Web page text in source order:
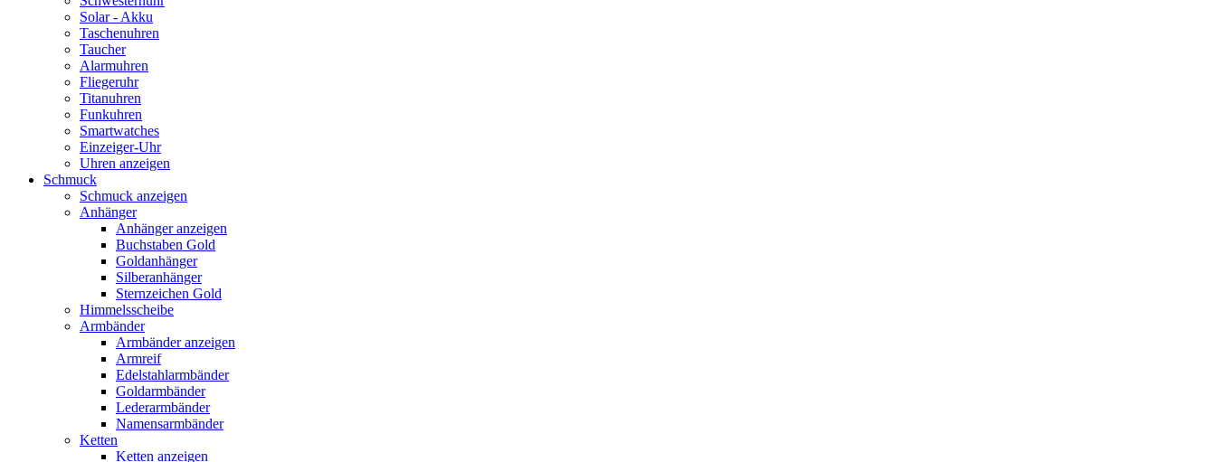
Solar - Akku
Taschenuhren
Taucher
Alarmuhren
Fliegeruhr
Titanuhren
Funkuhren
Smartwatches
Einzeiger-Uhr
Uhren anzeigen
Schmuck
Schmuck anzeigen
Anhänger
Anhänger anzeigen
Buchstaben Gold
Goldanhänger
Silberanhänger
Sternzeichen Gold
Himmelsscheibe
Armbänder
Armbänder anzeigen
Armreif
Edelstahlarmbänder
Goldarmbänder
Lederarmbänder
Namensarmbänder
Ketten
Ketten anzeigen